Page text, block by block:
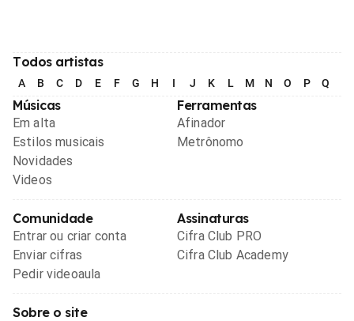
Todos artistas
A B C D E F G H I J K L M N O P Q
Músicas
Em alta
Estilos musicais
Novidades
Videos
Ferramentas
Afinador
Metrônomo
Comunidade
Entrar ou criar conta
Enviar cifras
Pedir videoaula
Assinaturas
Cifra Club PRO
Cifra Club Academy
Sobre o site